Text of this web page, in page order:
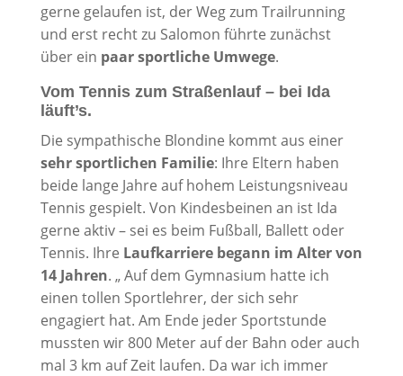
gerne gelaufen ist, der Weg zum Trailrunning
und erst recht zu Salomon führte zunächst
über ein paar sportliche Umwege.
Vom Tennis zum Straßenlauf – bei Ida
läuft’s.
Die sympathische Blondine kommt aus einer
sehr sportlichen Familie: Ihre Eltern haben
beide lange Jahre auf hohem Leistungsniveau
Tennis gespielt. Von Kindesbeinen an ist Ida
gerne aktiv – sei es beim Fußball, Ballett oder
Tennis. Ihre Laufkarriere begann im Alter von
14 Jahren. „ Auf dem Gymnasium hatte ich
einen tollen Sportlehrer, der sich sehr
engagiert hat. Am Ende jeder Sportstunde
mussten wir 800 Meter auf der Bahn oder auch
mal 3 km auf Zeit laufen. Da war ich immer